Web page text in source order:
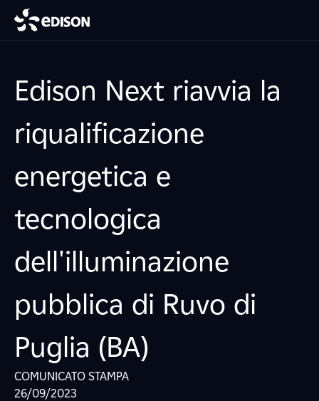
Edison Next riavvia la
riqualificazione
energetica e
tecnologica
dell'illuminazione
pubblica di Ruvo di
Puglia (BA)
COMUNICATO STAMPA
26/09/2023